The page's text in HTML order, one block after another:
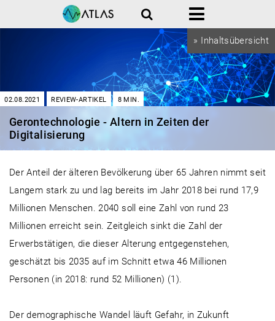
» Inhaltsübersicht
Suche Menü
02.08.2021 REVIEW-ARTIKEL 8 MIN.
Gerontechnologie - Altern in Zeiten der
Digitalisierung
Der Anteil der älteren Bevölkerung über 65 Jahren nimmt seit
Langem stark zu und lag bereits im Jahr 2018 bei rund 17,9
Millionen Menschen. 2040 soll eine Zahl von rund 23
Millionen erreicht sein. Zeitgleich sinkt die Zahl der
Erwerbstätigen, die dieser Alterung entgegenstehen,
geschätzt bis 2035 auf im Schnitt etwa 46 Millionen
Personen (in 2018: rund 52 Millionen) (1).
Der demographische Wandel läuft Gefahr, in Zukunft